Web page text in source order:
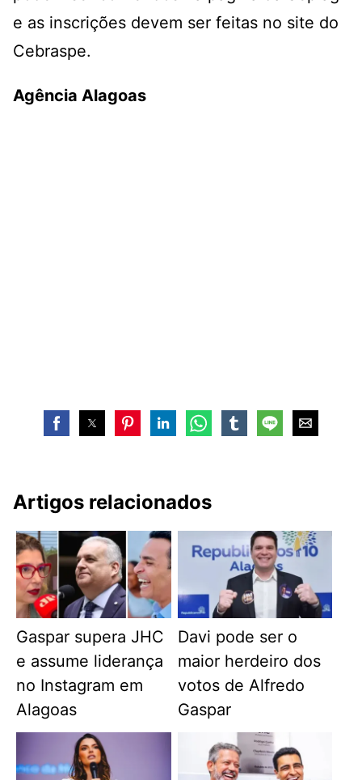
e as inscrições devem ser feitas no site do
Cebraspe.
Agência Alagoas
Artigos relacionados
Gaspar supera JHC
e assume liderança
no Instagram em
Alagoas
Davi pode ser o
maior herdeiro dos
votos de Alfredo
Gaspar